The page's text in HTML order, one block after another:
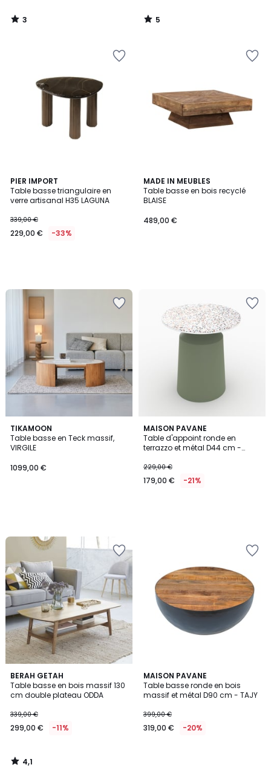
3
/
5
/
PIER IMPORT
Table basse triangulaire en
verre artisanal H35 LAGUNA
339,00 €
229,00 € -33%
MADE IN MEUBLES
Table basse en bois recyclé
BLAISE
489,00 €
TIKAMOON
Table basse en Teck massif,
VIRGILE
1099,00 €
MAISON PAVANE
Table d'appoint ronde en
terrazzo et métal D44 cm -
229,00 €
179,00 € -21%
BERAH GETAH
Table basse en bois massif 130
cm double plateau ODDA
339,00 €
299,00 € -11%
4,1
/ 5
4,1
/
MAISON PAVANE
Table basse ronde en bois
massif et métal D90 cm - TAJY
399,00 €
319,00 € -20%